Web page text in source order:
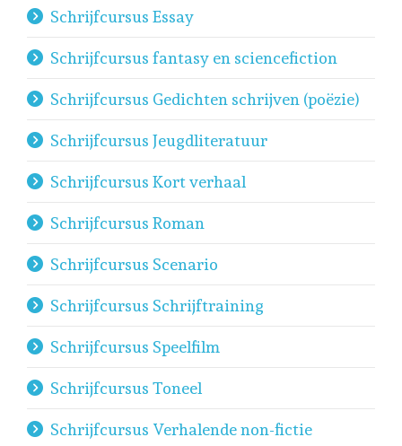
Schrijfcursus Essay
Schrijfcursus fantasy en sciencefiction
Schrijfcursus Gedichten schrijven (poëzie)
Schrijfcursus Jeugdliteratuur
Schrijfcursus Kort verhaal
Schrijfcursus Roman
Schrijfcursus Scenario
Schrijfcursus Schrijftraining
Schrijfcursus Speelfilm
Schrijfcursus Toneel
Schrijfcursus Verhalende non-fictie